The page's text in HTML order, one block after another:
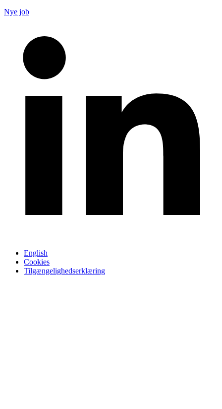
Nye job
English
Cookies
Tilgængelighedserklæring